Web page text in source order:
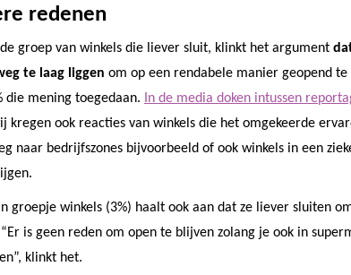
redenen
groep van winkels die liever sluit, klinkt het argument
te laag liggen om op een rendabele manier geopend
die mening toegedaan.
In de media doken intussen
kregen ook reacties van winkels die het omgekeerde
naar bedrijfszones bijvoorbeeld of ook winkels in een
groepje winkels (3%) haalt ook aan dat ze liever sluiten
is geen reden om open te blijven zolang je ook in
klinkt het.